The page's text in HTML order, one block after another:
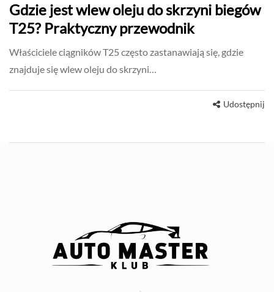
Gdzie jest wlew oleju do skrzyni biegów
T25? Praktyczny przewodnik
Właściciele ciągników T25 często zastanawiają się, gdzie
znajduje się wlew oleju do skrzyni…
Udostępnij